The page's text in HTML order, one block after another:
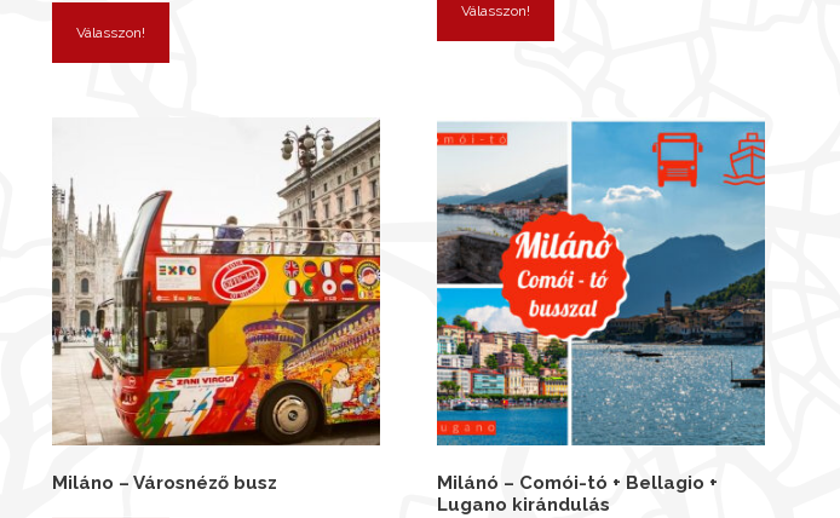
Válasszon!
Válasszon!
Miláno – Városnéző busz
Milánó – Comói-tó + Bellagio +
Lugano kirándulás